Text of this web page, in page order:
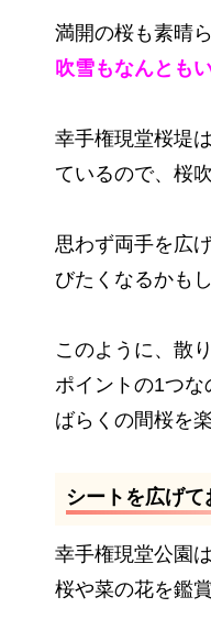
満開の桜も素晴
吹雪もなんとも
幸手権現堂桜堤
ているので、桜
思わず両手を広
びたくなるかも
このように、散
ポイントの1つな
ばらくの間桜を
シートを広げて
幸手権現堂公園
桜や菜の花を鑑